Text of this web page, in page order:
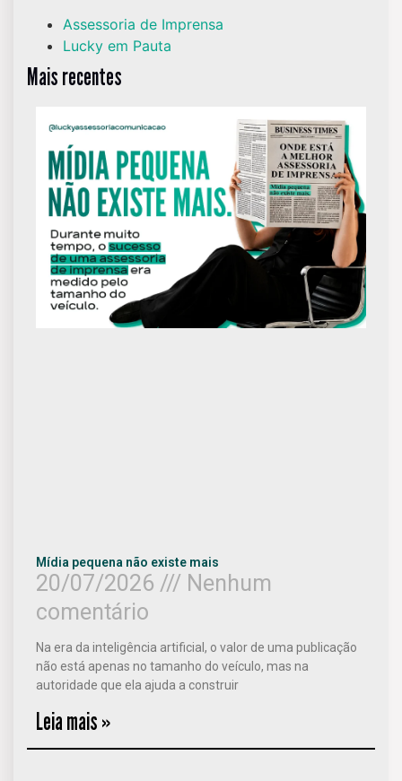
Assessoria de Imprensa
Lucky em Pauta
Mais recentes
Mídia pequena não existe mais
20/07/2026
Nenhum
comentário
Na era da inteligência artificial, o valor de uma publicação
não está apenas no tamanho do veículo, mas na
autoridade que ela ajuda a construir
Leia mais »